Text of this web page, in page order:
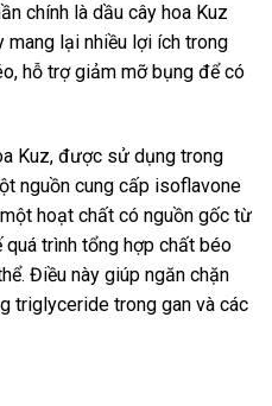
chính là dầu cây hoa Kuz
mang lại nhiều lợi ích trong
hỗ trợ giảm mỡ bụng để có
Kuz, được sử dụng trong
nguồn cung cấp isoflavone
hoạt chất có nguồn gốc từ
trình tổng hợp chất béo
Điều này giúp ngăn chặn
triglyceride trong gan và các